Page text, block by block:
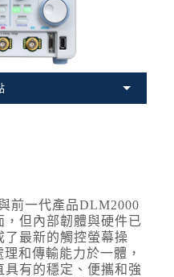
前一代產品DLM2000
但內部韌體與硬件已
了最新的觸控螢幕操
和傳輸能力於一體，
有的穩定、便攜和強